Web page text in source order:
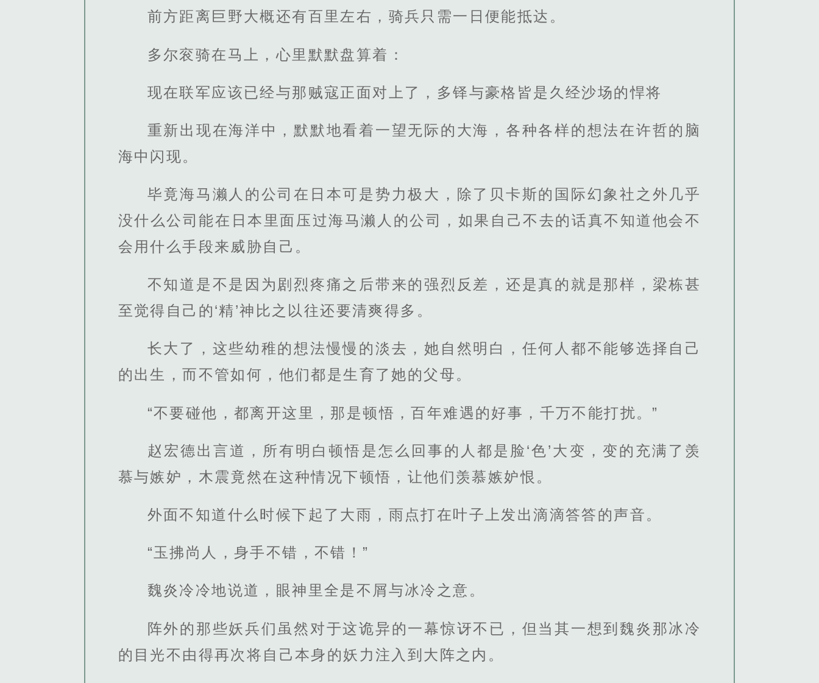
前方距离巨野大概还有百里左右，骑兵只需一日便能抵达。
多尔衮骑在马上，心里默默盘算着：
现在联军应该已经与那贼寇正面对上了，多铎与豪格皆是久经沙场的悍将
重新出现在海洋中，默默地看着一望无际的大海，各种各样的想法在许哲的脑
海中闪现。
毕竟海马濑人的公司在日本可是势力极大，除了贝卡斯的国际幻象社之外几乎
没什么公司能在日本里面压过海马濑人的公司，如果自己不去的话真不知道他会不
会用什么手段来威胁自己。
不知道是不是因为剧烈疼痛之后带来的强烈反差，还是真的就是那样，梁栋甚
至觉得自己的‘精’神比之以往还要清爽得多。
长大了，这些幼稚的想法慢慢的淡去，她自然明白，任何人都不能够选择自己
的出生，而不管如何，他们都是生育了她的父母。
“不要碰他，都离开这里，那是顿悟，百年难遇的好事，千万不能打扰。”
赵宏德出言道，所有明白顿悟是怎么回事的人都是脸‘色’大变，变的充满了羡
慕与嫉妒，木震竟然在这种情况下顿悟，让他们羡慕嫉妒恨。
外面不知道什么时候下起了大雨，雨点打在叶子上发出滴滴答答的声音。
“玉拂尚人，身手不错，不错！”
魏炎冷冷地说道，眼神里全是不屑与冰冷之意。
阵外的那些妖兵们虽然对于这诡异的一幕惊讶不已，但当其一想到魏炎那冰冷
的目光不由得再次将自己本身的妖力注入到大阵之内。